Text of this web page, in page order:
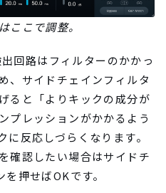
ここで調整。
路はフィルターのかかっ
、サイドチェインフィルタ
ると「よりキックの成分が
プレッションがかかるよう
反応しづらくなります。
確認したい場合はサイドチ
押せばOKです。